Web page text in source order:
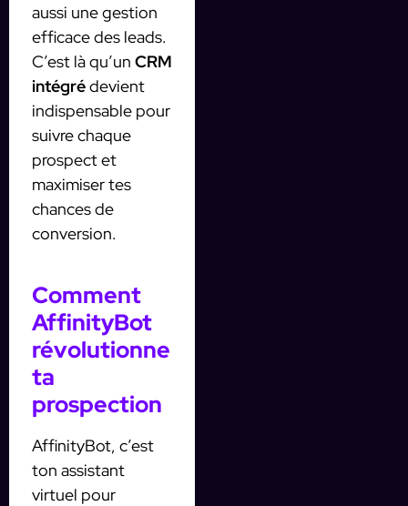
aussi une gestion
efficace des leads.
C’est là qu’un CRM
intégrédevient
indispensable pour
suivre chaque
prospect et
maximiser tes
chances de
conversion.
Comment
AffinityBot
révolutionne
ta
prospection
AffinityBot, c’est
ton assistant
virtuel pour